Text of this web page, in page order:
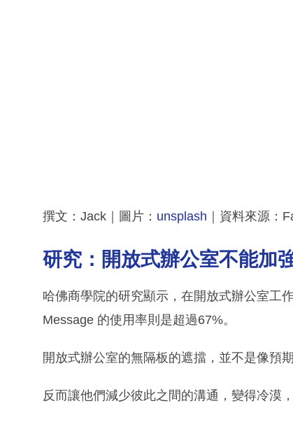
撰文：Jack｜圖片： unsplash ｜資料來源：
研究：開放式辦公室不能加
哈佛商學院的研究顯示，在開放式辦公室工
Message 的使用率則是超過67%。
開放式辦公室的無隔板的遮擋，並不是像預
反而讓他們減少彼此之間的溝通，變得冷漠